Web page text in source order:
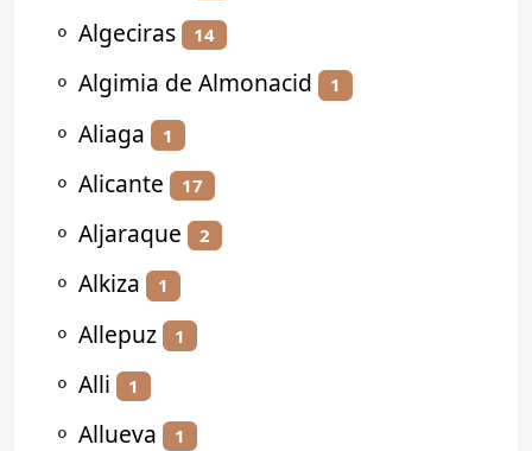
⚬ Algeciras 14
⚬ Algimia de Almonacid 1
⚬ Aliaga 1
⚬ Alicante 17
⚬ Aljaraque 2
⚬ Alkiza 1
⚬ Allepuz 1
⚬ Alli 1
⚬ Allueva 1